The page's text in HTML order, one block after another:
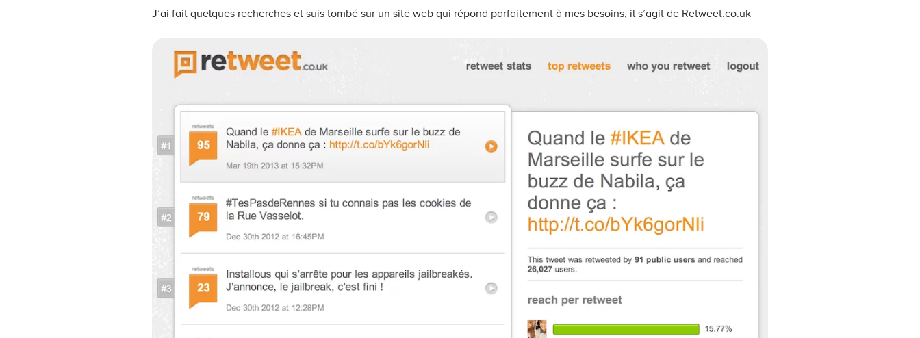
J’ai fait quelques recherches et suis tombé sur un site web qui répond parfaitement à mes besoins, il s’agit de Retweet.co.uk